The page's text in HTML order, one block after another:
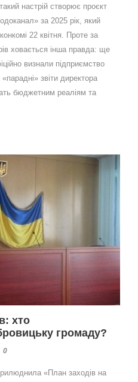
настрій створює проєкт
за 2025 рік, який
22 квітня. Проте за
ховається інша правда: ще
визнали підприємство
звіти директора
бюджетним реаліям та
хто
громаду?
0
«План заходів на